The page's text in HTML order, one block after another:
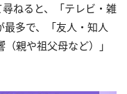
ねると、「テレビ・雑
多で、「友人・知人
親や祖父母など）」